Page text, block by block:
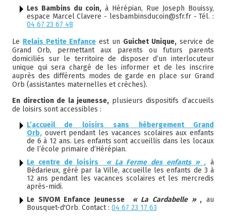
Les Bambins du coin, à Hérépian, Rue Joseph Bouissy,
espace Marcel Clavere - lesbambinsducoin@sfr.fr - Tél. :
04 67 23 67 48
Le Relais Petite Enfance est un Guichet Unique, service de
Grand Orb, permettant aux parents ou futurs parents
domiciliés sur le territoire de disposer d’un interlocuteur
unique qui sera chargé de les informer et de les inscrire
auprès des différents modes de garde en place sur Grand
Orb (assistantes maternelles et crèches).
En direction de la jeunesse, plusieurs dispositifs d’accueils
de loisirs sont accessibles :
L’accueil de loisirs sans hébergement Grand
Orb, ouvert pendant les vacances scolaires aux enfants
de 6 à 12 ans. Les enfants sont accueillis dans les locaux
de l’école primaire d’Hérépian.
Le centre de loisirs
« La Ferme des enfants » , à
Bédarieux, géré par la Ville, accueille les enfants de 3 à
12 ans pendant les vacances scolaires et les mercredis
après-midi.
Le SIVOM Enfance Jeunesse
« La Cardabelle » , au
Bousquet-d'Orb. Contact : 04 67 23 17 63